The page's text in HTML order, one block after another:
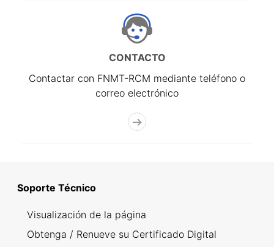
CONTACTO
Contactar con FNMT-RCM mediante teléfono o
correo electrónico
Soporte Técnico
Visualización de la página
Obtenga / Renueve su Certificado Digital